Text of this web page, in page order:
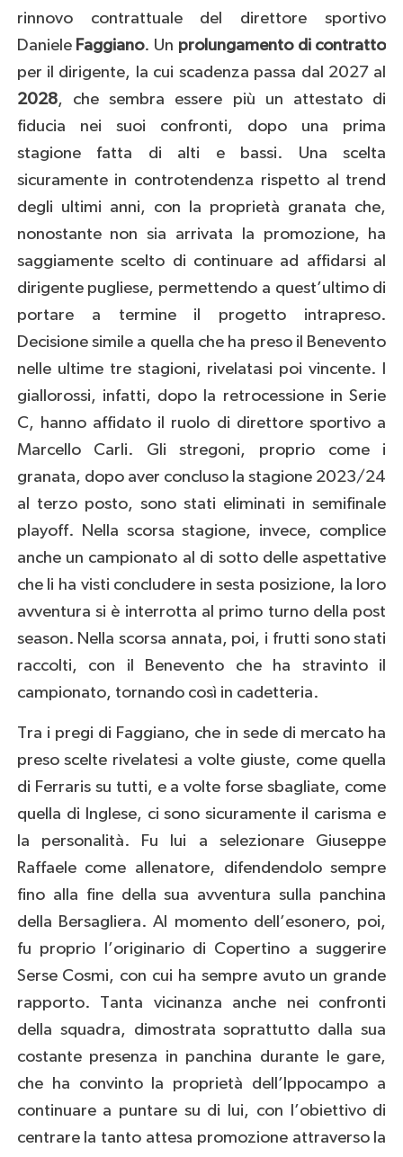
rinnovo contrattuale del direttore sportivo
Daniele Faggiano. Un prolungamento di contratto
per il dirigente, la cui scadenza passa dal 2027 al
2028, che sembra essere più un attestato di
fiducia nei suoi confronti, dopo una prima
stagione fatta di alti e bassi. Una scelta
sicuramente in controtendenza rispetto al trend
degli ultimi anni, con la proprietà granata che,
nonostante non sia arrivata la promozione, ha
saggiamente scelto di continuare ad affidarsi al
dirigente pugliese, permettendo a quest’ultimo di
portare a termine il progetto intrapreso.
Decisione simile a quella che ha preso il Benevento
nelle ultime tre stagioni, rivelatasi poi vincente. I
giallorossi, infatti, dopo la retrocessione in Serie
C, hanno affidato il ruolo di direttore sportivo a
Marcello Carli. Gli stregoni, proprio come i
granata, dopo aver concluso la stagione 2023/24
al terzo posto, sono stati eliminati in semifinale
playoff. Nella scorsa stagione, invece, complice
anche un campionato al di sotto delle aspettative
che li ha visti concludere in sesta posizione, la loro
avventura si è interrotta al primo turno della post
season. Nella scorsa annata, poi, i frutti sono stati
raccolti, con il Benevento che ha stravinto il
campionato, tornando così in cadetteria.
Tra i pregi di Faggiano, che in sede di mercato ha
preso scelte rivelatesi a volte giuste, come quella
di Ferraris su tutti, e a volte forse sbagliate, come
quella di Inglese, ci sono sicuramente il carisma e
la personalità. Fu lui a selezionare Giuseppe
Raffaele come allenatore, difendendolo sempre
fino alla fine della sua avventura sulla panchina
della Bersagliera. Al momento dell’esonero, poi,
fu proprio l’originario di Copertino a suggerire
Serse Cosmi, con cui ha sempre avuto un grande
rapporto. Tanta vicinanza anche nei confronti
della squadra, dimostrata soprattutto dalla sua
costante presenza in panchina durante le gare,
che ha convinto la proprietà dell’Ippocampo a
continuare a puntare su di lui, con l’obiettivo di
centrare la tanto attesa promozione attraverso la